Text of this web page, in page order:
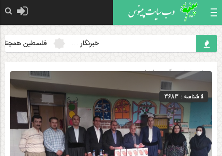
خبرنگار … فلسطین همچنان
صفحه اصلی» گروه »اخبار
شناسه : 3683